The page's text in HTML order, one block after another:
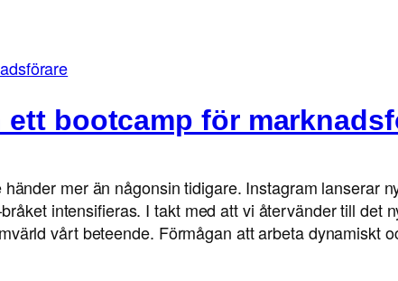
bootcamp för
mer än någonsin tidigare. Instagram lanserar
intensifieras. I takt med att vi återvänder till det
vårt beteende. Förmågan att arbeta dynamiskt